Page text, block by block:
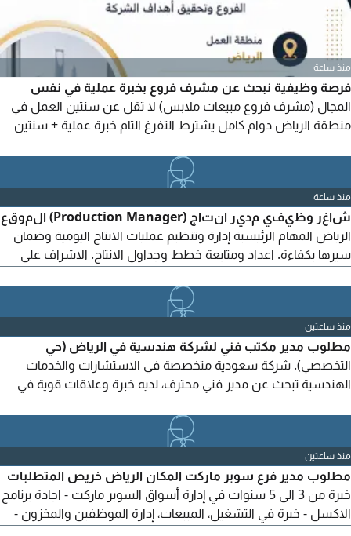
منذ ساعة
فرصة وظيفية نبحث عن مشرف فروع بخبرة عملية في نفس
المجال (مشرف فروع مبيعات ملابس) لا تقل عن سنتين العمل في
منطقة الرياض دوام كامل يشترط التفرغ التام خبرة عملية + سنتين
(مشرف فروع - العمر - الجنسية) الرجاء عدم الارسال في حال عدم
منذ ساعة
شاغر وظيفي مدير انتاج (Production Manager) الموقع
الرياض المهام الرئيسية إدارة وتنظيم عمليات الانتاج اليومية وضمان
سيرها بكفاءة. اعداد ومتابعة خطط وجداول الانتاج. الاشراف على
والالتزام بمعايير الجودة والسلامة الغذائية. مراقبة كفاءة التشغيل
وتقليل الهدر والتكاليف. متابعة المخزون
منذ ساعتين
مطلوب مدير مكتب فني لشركة هندسية في الرياض (حي
التخصصي). شركة سعودية متخصصة في الاستشارات والخدمات
الهندسية تبحث عن مدير فني محترف، لديه خبرة وعلاقات قوية في
الهندسية. المهام والمتطلبات: شبكة علاقات قوية مع الجهات
الحكومية والخاصة والشركات الكبرى والمطورين. القدرة على الوصول
إلى أصحاب القرار واستقطاب المشاريع والفرص الهندسية. خبرة في
تطوير...
منذ ساعتين
مطلوب مدير فرع سوبر ماركت المكان الرياض خريص المتطلبات
خبرة من 3 الى 5 سنوات في إدارة أسواق السوبر ماركت - اجادة برنامج
الاكسل - خبرة في التشغيل، المبيعات، إدارة الموظفين والمخزون -